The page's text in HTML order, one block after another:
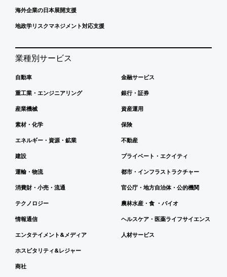
海外企業の日本展開支援
地政学リスクマネジメント対応支援
業種別サービス
自動車
重工業・エンジニアリング
産業機械
素材・化学
エネルギー・資源・鉱業
建設
運輸・物流
消費財・小売・流通
テクノロジー
情報通信
エンタテイメント&メディア
ホスピタリティ&レジャー
商社
金融サービス
銀行・証券
資産運用
保険
不動産
プライベート・エクイティ
都市・インフラストラクチャー
官公庁・地方自治体・公的機関
農林水産・食 ・バイオ
ヘルスケア・医薬ライフサイエンス
人材サービス